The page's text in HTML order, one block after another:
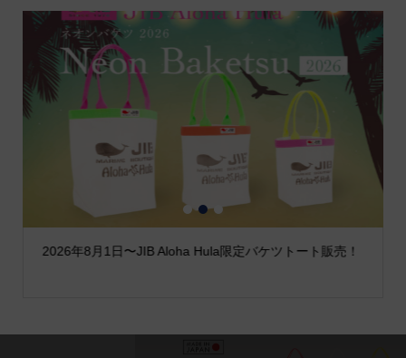
2026年8月1日〜JIB Aloha Hula限定バケツトート販売！
1 2 3